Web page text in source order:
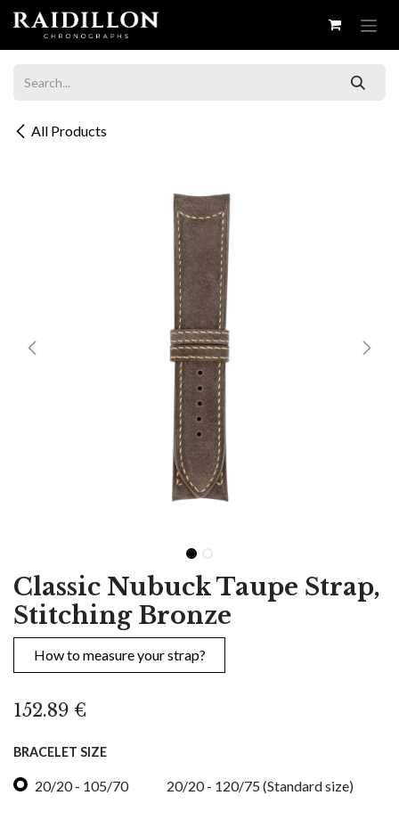
Skip to Content
All Products
Classic Nubuck Taupe Strap,
Stitching Bronze
How to measure your strap?
152.89 €
BRACELET SIZE
20/20 - 105/70 20/20 - 120/75 (Standard size)